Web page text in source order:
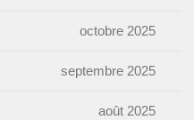
octobre 2025
septembre 2025
août 2025